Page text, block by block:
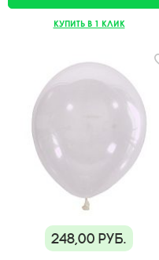
КУПИТЬ В 1 КЛИК
248,00 руб.